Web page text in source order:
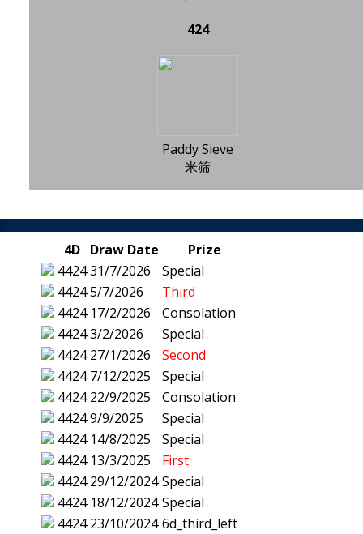
424
Paddy Sieve
米筛
4D Draw Date
Prize
442431/7/2026
Special
44245/7/2026
Third
4424 17/2/2026
Consolation
44243/2/2026
Special
4424 27/1/2026
Second
4424 7/12/2025
Special
4424 22/9/2025
Consolation
44249/9/2025
Special
4424 14/8/2025
Special
4424 13/3/2025
First
4424 29/12/2024 Special
4424 18/12/2024 Special
4424 23/10/2024 6d_third_left